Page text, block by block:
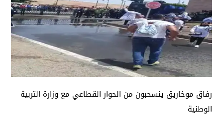
رفاق موخاريق ينسحبون من الحوار القطاعي مع وزارة التربية
الوطنية